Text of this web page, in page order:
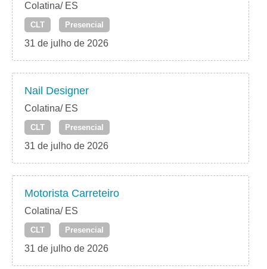
Colatina/ ES
CLT Presencial
31 de julho de 2026
Nail Designer
Colatina/ ES
CLT Presencial
31 de julho de 2026
Motorista Carreteiro
Colatina/ ES
CLT Presencial
31 de julho de 2026